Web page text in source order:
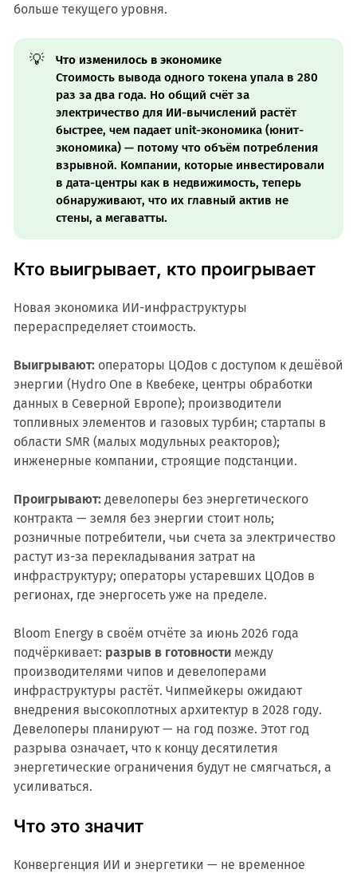
больше текущего уровня.
💡
Что изменилось в экономике
Стоимость вывода одного токена упала в 280
раз за два года. Но общий счёт за
электричество для ИИ-вычислений растёт
быстрее, чем падает unit-экономика (юнит-
экономика) — потому что объём потребления
взрывной. Компании, которые инвестировали
в дата-центры как в недвижимость, теперь
обнаруживают, что их главный актив не
стены, а мегаватты.
Кто выигрывает, кто проигрывает
Новая экономика ИИ-инфраструктуры
перераспределяет стоимость.
Выигрывают:операторы ЦОДов с доступом к дешёвой
энергии (Hydro One в Квебеке, центры обработки
данных в Северной Европе); производители
топливных элементов и газовых турбин; стартапы в
области SMR (малых модульных реакторов);
инженерные компании, строящие подстанции.
Проигрывают:девелоперы без энергетического
контракта — земля без энергии стоит ноль;
розничные потребители, чьи счета за электричество
растут из-за перекладывания затрат на
инфраструктуру; операторы устаревших ЦОДов в
регионах, где энергосеть уже на пределе.
Bloom Energy в своём отчёте за июнь 2026 года
подчёркивает: разрыв в готовностимежду
производителями чипов и девелоперами
инфраструктуры растёт. Чипмейкеры ожидают
внедрения высокоплотных архитектур в 2028 году.
Девелоперы планируют — на год позже. Этот год
разрыва означает, что к концу десятилетия
энергетические ограничения будут не смягчаться, а
усиливаться.
Что это значит
Конвергенция ИИ и энергетики — не временное